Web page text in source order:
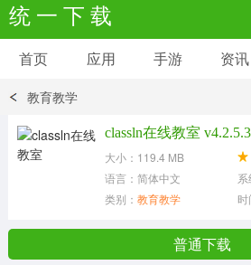
统 一 下 载
安卓应用
首页 应用 手游 资讯
教育教学
classln在线教室
大小：119.4 MB
语言：简体中文
类别： 教育教学
普通下载